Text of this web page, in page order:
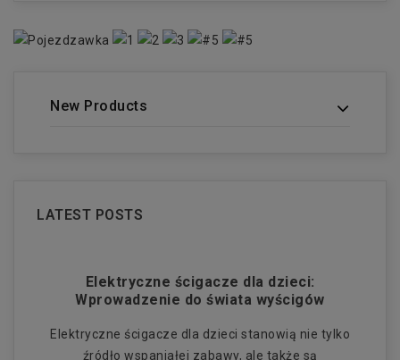
New Products
LATEST POSTS
Elektryczne ścigacze dla dzieci:
Wprowadzenie do świata wyścigów
Elektryczne ścigacze dla dzieci stanowią nie tylko
źródło wspaniałej zabawy, ale także są